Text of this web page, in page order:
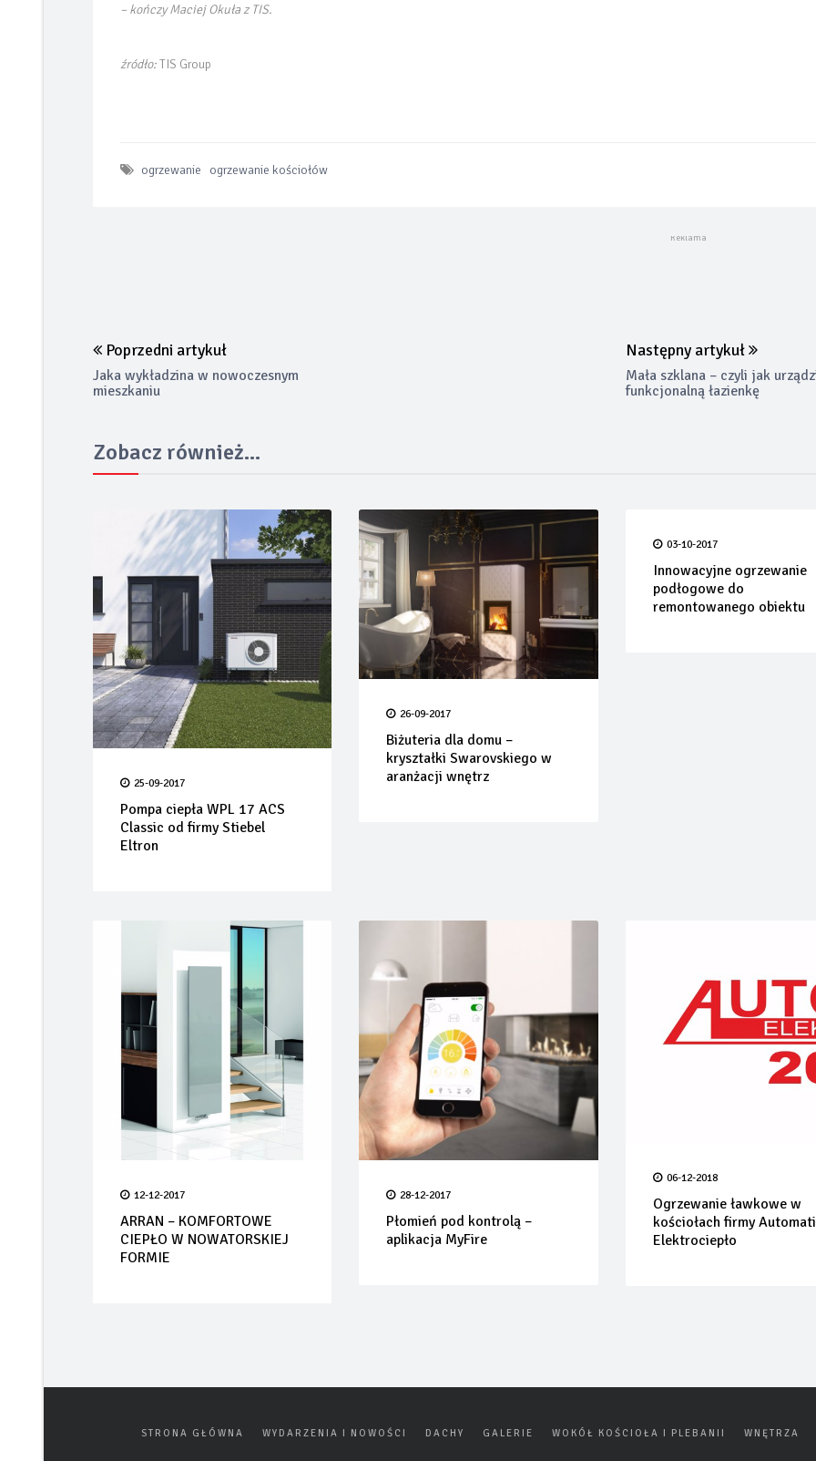
– kończy Maciej Okuła z TIS.
źródło:TIS Group
ogrzewanie ogrzewanie kościołów
Poprzedni artykuł
Jaka wykładzina w nowoczesnym
mieszkaniu
Następny artykuł
Mała szklana – czyli jak
funkcjonalną łazienkę
Zobacz również...
25-09-2017
Pompa ciepła WPL 17 ACS
Classic od firmy Stiebel
Eltron
26-09-2017
Biżuteria dla domu –
kryształki Swarovskiego w
aranżacji wnętrz
03-10-2017
Innowacyjne ogrzewanie
podłogowe do
remontowanego obiektu
12-12-2017
ARRAN – KOMFORTOWE
CIEPŁO W NOWATORSKIEJ
FORMIE
28-12-2017
Płomień pod kontrolą –
aplikacja MyFire
06-12-2018
Ogrzewanie ławkowe w
kościołach firmy
Elektrociepło
STRONA GŁÓWNA WYDARZENIA I NOWOŚCI DACHY GALERIE WOKÓŁ KOŚCIOŁA I PLEBANII WNĘTRZA